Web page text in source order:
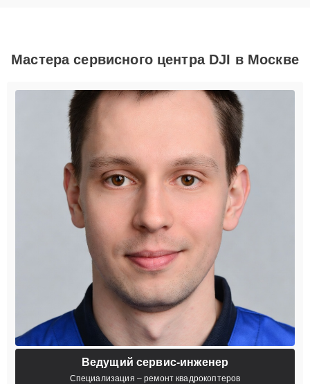
Мастера сервисного центра DJI в Москве
Ведущий сервис-инженер
Специализация – ремонт квадрокоптеров